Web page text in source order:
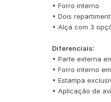
• Forro interno
• Dois
• Alça com 3
Diferenciais:
• Parte externa
• Forro interno
• Estampa
• Aplicação de